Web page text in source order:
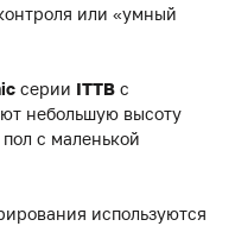
или «умный
серии ITTB с
небольшую высоту
с маленькой
используются